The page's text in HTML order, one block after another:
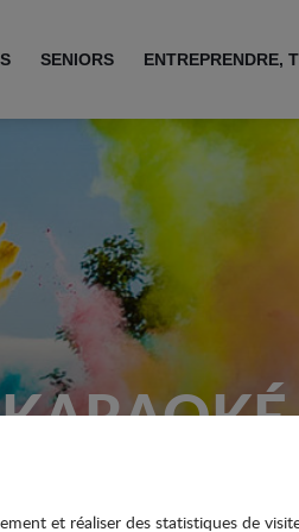
et réaliser des statistiques de
SENIORS ENTREPRENDRE,